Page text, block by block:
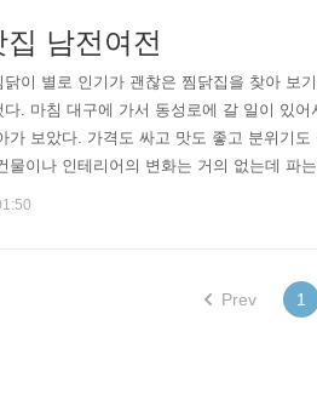
남전여전
이 별로 인기가 괜찮은 찜닭집을 찾아 보
. 마침 대구에 가서 동성로에 갈 일이 있
가 보았다. 가격도 싸고 맛도 좋고 분위기
물이나 인테리어의 변화는 거의 없는데 파
럼 다양한 종류의 찜닭을 팔지는 않았지만
Prev 1